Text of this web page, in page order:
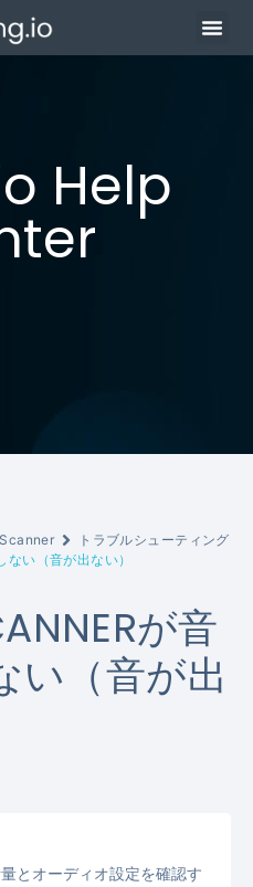
Help
トラブルシューティング
い（音が出ない）
が音
い（音が出
とオーディオ設定を確認す